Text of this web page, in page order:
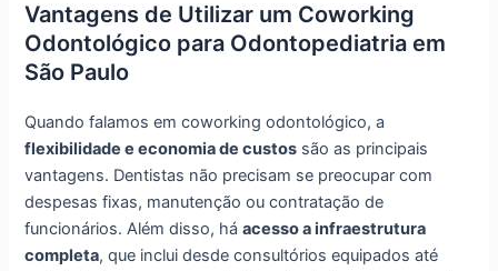
Vantagens de Utilizar um Coworking
Odontológico para Odontopediatria em
São Paulo
Quando falamos em coworking odontológico, a
flexibilidade e economia de custos são as principais
vantagens. Dentistas não precisam se preocupar com
despesas fixas, manutenção ou contratação de
funcionários. Além disso, háacesso a infraestrutura
completa, que inclui desde consultórios equipados até